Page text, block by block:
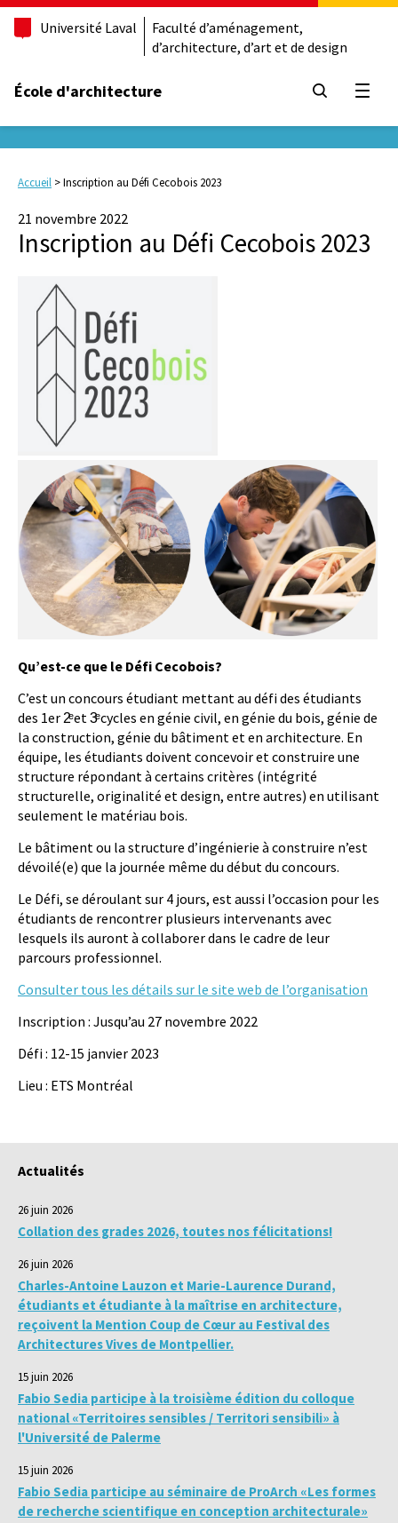
Université Laval
Faculté d’aménagement,
d’architecture, d’art et de design
École d'architecture
Accueil >Inscription au Défi Cecobois 2023
21 novembre 2022
Inscription au Défi Cecobois 2023
Qu’est-ce que le Défi Cecobois?
C’est un concours étudiant mettant au défi des étudiants
des 1er 2ͤ et 3ͤ cycles en génie civil, en génie du bois, génie de
la construction, génie du bâtiment et en architecture. En
équipe, les étudiants doivent concevoir et construire une
structure répondant à certains critères (intégrité
structurelle, originalité et design, entre autres) en utilisant
seulement le matériau bois.
Le bâtiment ou la structure d’ingénierie à construire n’est
dévoilé(e) que la journée même du début du concours.
Le Défi, se déroulant sur 4 jours, est aussi l’occasion pour les
étudiants de rencontrer plusieurs intervenants avec
lesquels ils auront à collaborer dans le cadre de leur
parcours professionnel.
Consulter tous les détails sur le site web de l’organisation
Inscription : Jusqu’au 27 novembre 2022
Défi : 12-15 janvier 2023
Lieu : ETS Montréal
Actualités
26 juin 2026
Collation des grades 2026, toutes nos félicitations!
26 juin 2026
Charles-Antoine Lauzon et Marie-Laurence Durand,
étudiants et étudiante à la maîtrise en architecture,
reçoivent la Mention Coup de Cœur au Festival des
Architectures Vives de Montpellier.
15 juin 2026
Fabio Sedia participe à la troisième édition du colloque
national «Territoires sensibles / Territori sensibili» à
l'Université de Palerme
15 juin 2026
Fabio Sedia participe au séminaire de ProArch «Les formes
de recherche scientifique en conception architecturale»